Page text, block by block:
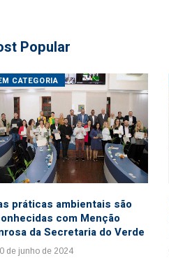
Popular
CATEGORIA
práticas ambientais são
com Menção
da Secretaria do Verde
de junho de 2024